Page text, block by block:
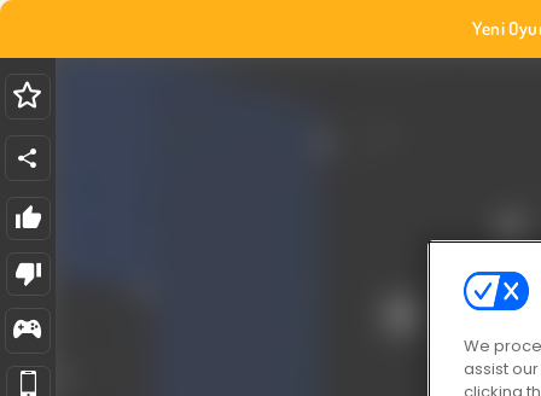
Yeni
We
assist